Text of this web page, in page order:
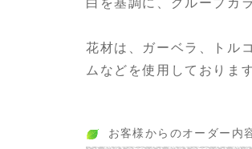
白を基調に、グループカ
花材は、ガーベラ、トル
ムなどを使用しております
お客様からのオーダー内